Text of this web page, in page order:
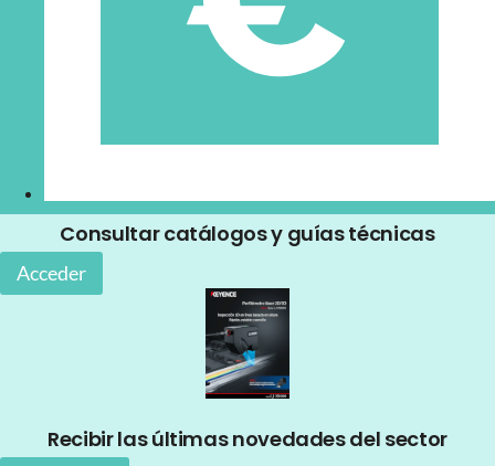
Consultar catálogos y guías técnicas
Acceder
Recibir las últimas novedades del sector